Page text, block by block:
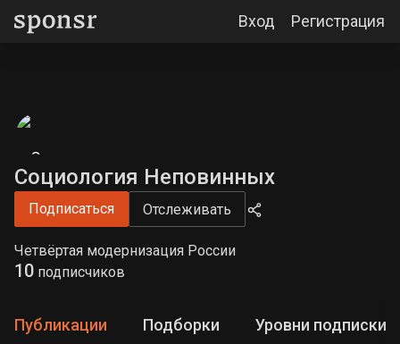
Вход Регистрация
Социология Неповинных
Подписаться Отслеживать
Четвёртая модернизация России
10 подписчиков
Публикации Подборки Уровни подписки